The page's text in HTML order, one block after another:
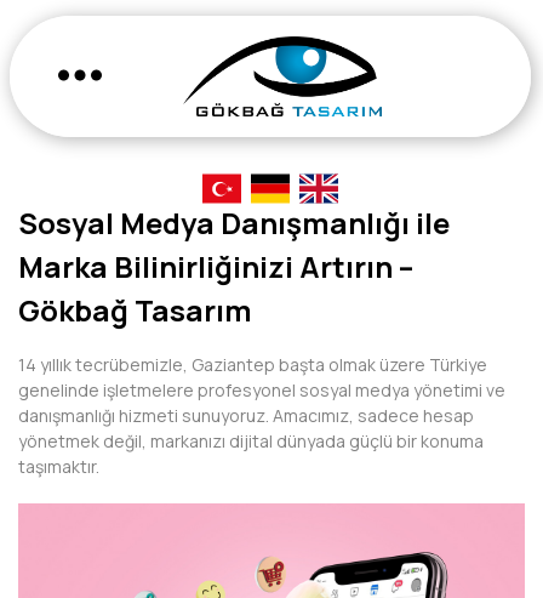
Sosyal Medya Danışmanlığı ile
Marka Bilinirliğinizi Artırın –
Gökbağ Tasarım
14 yıllık tecrübemizle, Gaziantep başta olmak üzere Türkiye
genelinde işletmelere profesyonel sosyal medya yönetimi ve
danışmanlığı hizmeti sunuyoruz. Amacımız, sadece hesap
yönetmek değil, markanızı dijital dünyada güçlü bir konuma
taşımaktır.